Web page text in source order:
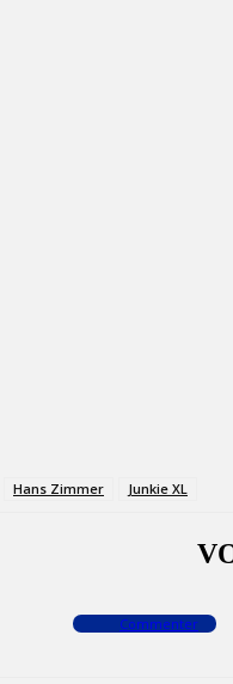
Hans Zimmer Junkie XL
Commenter